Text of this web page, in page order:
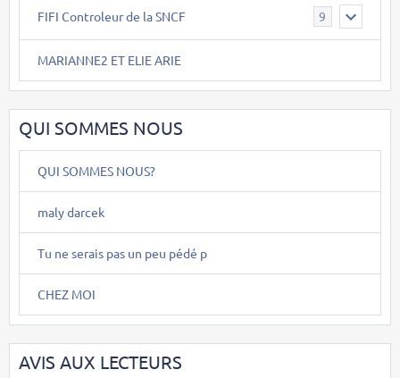
FIFI Controleur de la SNCF 9
MARIANNE2 ET ELIE ARIE
QUI SOMMES NOUS
QUI SOMMES NOUS?
maly darcek
Tu ne serais pas un peu pédé p
CHEZ MOI
AVIS AUX LECTEURS